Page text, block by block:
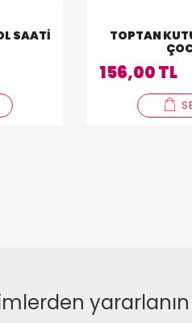
SAATI
TOPTAN
156,00 TL
yararlanın